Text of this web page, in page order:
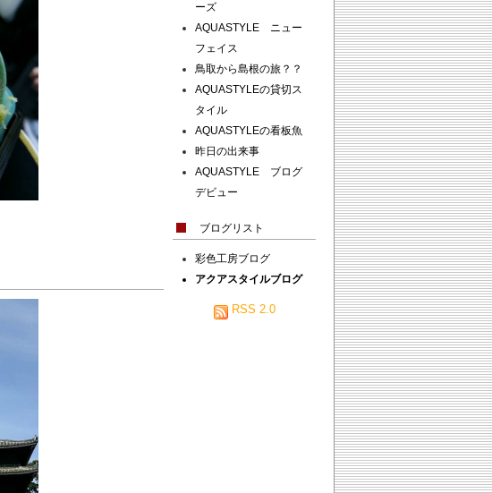
ーズ
AQUASTYLE ニュー
フェイス
鳥取から島根の旅？？
AQUASTYLEの貸切ス
タイル
AQUASTYLEの看板魚
昨日の出来事
AQUASTYLE ブログ
デビュー
ブログリスト
彩色工房ブログ
アクアスタイルブログ
RSS 2.0